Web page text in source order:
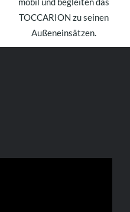
TOCCARION zu seinen
Außeneinsätzen.